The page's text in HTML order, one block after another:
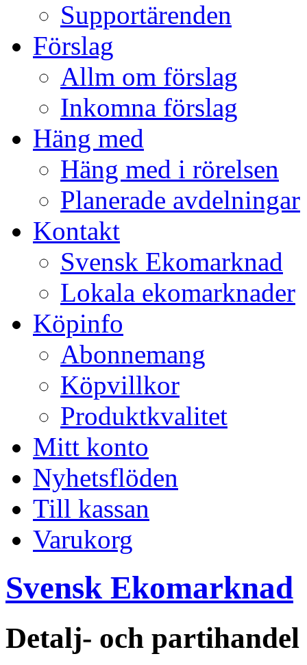
Supportärenden
Förslag
Allm om förslag
Inkomna förslag
Häng med
Häng med i rörelsen
Planerade avdelningar
Kontakt
Svensk Ekomarknad
Lokala ekomarknader
Köpinfo
Abonnemang
Köpvillkor
Produktkvalitet
Mitt konto
Nyhetsflöden
Till kassan
Varukorg
Svensk Ekomarknad
Detalj- och